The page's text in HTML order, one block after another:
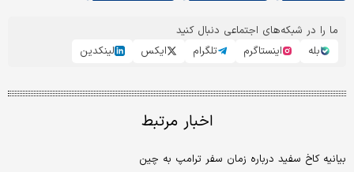
ما را در شبکه‌های اجتماعی دنبال کنید
بله
اینستاگرم تلگرام ایکس لینکدین
اخبار مرتبط
بیانیه کاخ سفید درباره زمان سفر ترامپ به چین